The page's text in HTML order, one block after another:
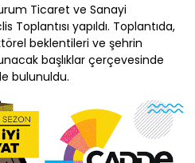
Ticaret ve Sanayi
Toplantısı yapıldı. Toplantıda,
beklentileri ve şehrin
başlıklar çerçevesinde
bulunuldu.